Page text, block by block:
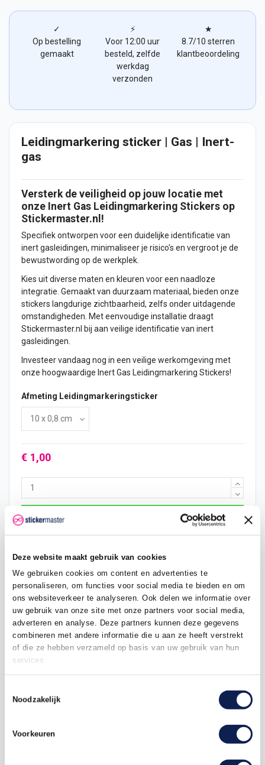
Deze website maakt gebruik van cookies
We gebruiken cookies om content en advertenties te
personaliseren, om functies voor social media te bieden en om
ons websiteverkeer te analyseren. Ook delen we informatie over
uw gebruik van onze site met onze partners voor social media,
adverteren en analyse. Deze partners kunnen deze gegevens
combineren met andere informatie die u aan ze heeft verstrekt
of die ze hebben verzameld op basis van uw gebruik van hun
services.
Noodzakelijk
Voorkeuren
✓
Op bestelling
gemaakt
⚡
Voor 12:00 uur
besteld, zelfde
werkdag
verzonden
★
8.7/10 sterren
klantbeoordeling
Leidingmarkering sticker | Gas | Inert-
gas
Versterk de veiligheid op jouw locatie met
onze Inert Gas Leidingmarkering Stickers op
Stickermaster.nl!
Specifiek ontworpen voor een duidelijke identificatie van
inert gasleidingen, minimaliseer je risico's en vergroot je de
bewustwording op de werkplek.
Kies uit diverse maten en kleuren voor een naadloze
integratie. Gemaakt van duurzaam materiaal, bieden onze
stickers langdurige zichtbaarheid, zelfs onder uitdagende
omstandigheden. Met eenvoudige installatie draagt
Stickermaster.nl bij aan veilige identificatie van inert
gasleidingen.
Investeer vandaag nog in een veilige werkomgeving met
onze hoogwaardige Inert Gas Leidingmarkering Stickers!
Afmeting Leidingmarkeringsticker
€ 1,00
Hoeveelheid Eenheid prijs
2 € 0,95 € 0,10
5 € 0,93 € 0,38
10 € 0,90 € 1,00
25
250